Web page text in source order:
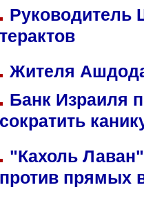
Руководитель
терактов
Жителя
Банк Израиля
сократить
"Кахоль
против прямых